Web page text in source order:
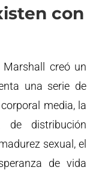
con
creó un
una serie de
media, la
de distribución
sexual, el
de vida